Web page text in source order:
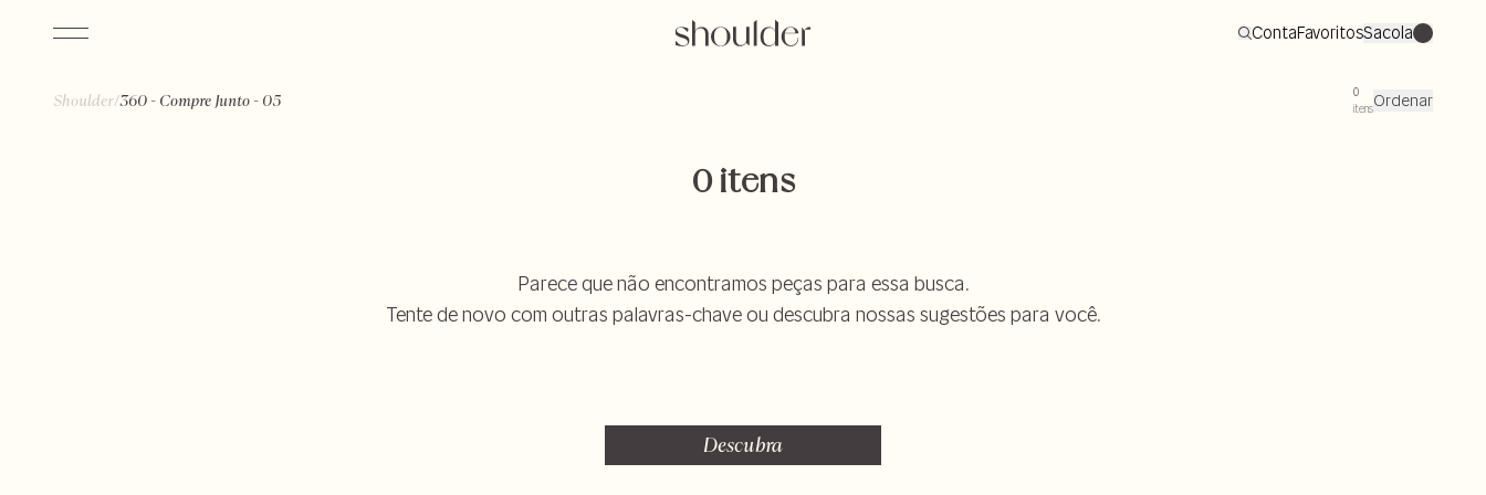
ContaFavoritosSacola
Shoulder/360 - Compre Junto - 05
0
itensOrdenar
0 itens
Parece que não encontramos peças para essa busca.
Tente de novo com outras palavras-chave ou descubra nossas sugestões para você.
Descubra